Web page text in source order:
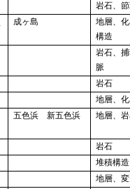
岩石、
成ヶ島
地層、
構造
岩石、
脈
岩石
地層、
五色浜 新五色浜 地層、
岩石
堆積構
地層、